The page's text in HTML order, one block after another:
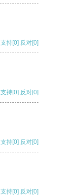
支持[0] 反对[0]
支持[0] 反对[0]
支持[0] 反对[0]
支持[0] 反对[0]